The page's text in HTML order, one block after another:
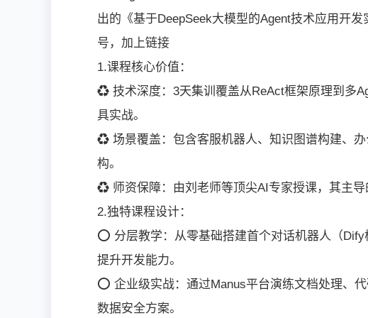
出的《基于DeepSeek大模型的Agent技术应用开
号，加上链接
1.课程核心价值：
♻ 技术深度：3天集训覆盖从ReAct框架原理到多
具实战。
♻ 场景覆盖：包含客服机器人、知识图谱构建、
构。
♻ 师资保障：由刘老师等顶尖AI专家授课，其主导
2.独特课程设计：
⭕ 分层教学：从零基础搭建首个对话机器人（
提升开发能力。
⭕ 企业级实战：通过Manus平台演练文档处理、
数据安全方案。